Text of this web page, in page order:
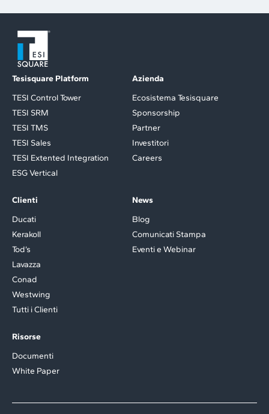
Tesisquare Platform
TESI Control Tower
TESI SRM
TESI TMS
TESI Sales
TESI Extented Integration
ESG Vertical
Azienda
Ecosistema Tesisquare
Sponsorship
Partner
Investitori
Careers
Clienti
Ducati
Kerakoll
Tod’s
Lavazza
Conad
Westwing
Tutti i Clienti
News
Blog
Comunicati Stampa
Eventi e Webinar
Risorse
Documenti
White Paper